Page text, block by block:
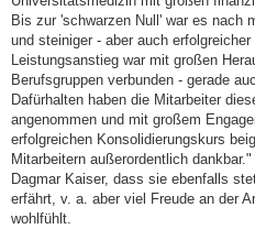
Bis zur 'schwarzen Null' war es nach
und steiniger - aber auch
Leistungsanstieg war mit großen
Berufsgruppen verbunden - gerade
Dafürhalten haben die Mitarbeiter
angenommen und mit großem
erfolgreichen Konsolidierungskurs
Mitarbeitern außerordentlich
Dagmar Kaiser, dass sie ebenfalls
erfährt, v. a. aber viel Freude an der
wohlfühlt.